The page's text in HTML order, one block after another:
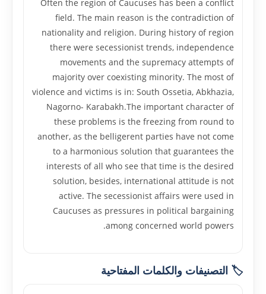
Often the region of Caucuses has been a conflict
field. The main reason is the contradiction of
nationality and religion. During history of region
there were secessionist trends, independence
movements and the supremacy attempts of
majority over coexisting minority. The most of
violence and victims is in: South Ossetia, Abkhazia,
Nagorno- Karabakh.The important character of
these problems is the freezing from round to
another, as the belligerent parties have not come
to a harmonious solution that guarantees the
interests of all who see that time is the desired
solution, besides, international attitude is not
active. The secessionist affairs were used in
Caucuses as pressures in political bargaining
among concerned world powers.
🏷️ التصنيفات والكلمات المفتاحية